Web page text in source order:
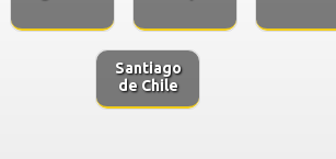
Santiago
de Chile